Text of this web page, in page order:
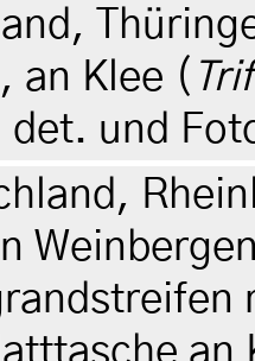
an Klee (
und